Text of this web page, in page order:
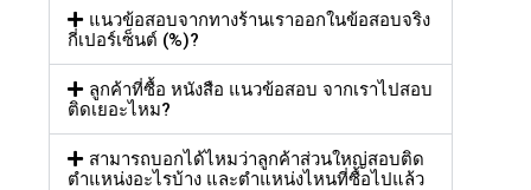
แนวข้อสอบจากทางร้านเราออกในข้อสอบจริง
กี่เปอร์เซ็นต์ (%)?
ลูกค้าที่ซื้อ หนังสือ แนวข้อสอบ จากเราไปสอบ
ติดเยอะไหม?
สามารถบอกได้ไหมว่าลูกค้าส่วนใหญ่สอบติด
ตำแหน่งอะไรบ้าง และตำแหน่งไหนที่ซื้อไปแล้ว